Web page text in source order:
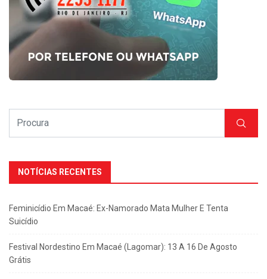
NOTÍCIAS RECENTES
Feminicídio Em Macaé: Ex-Namorado Mata Mulher E Tenta
Suicídio
Festival Nordestino Em Macaé (Lagomar): 13 A 16 De Agosto
Grátis